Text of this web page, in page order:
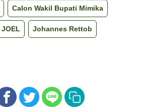
Calon Wakil Bupati Mimika
JOEL Johannes Rettob